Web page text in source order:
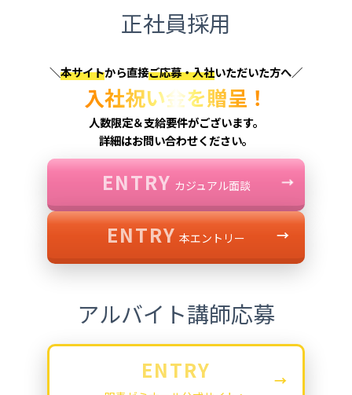
正社員採用
＼本サイトから直接ご応募・入社いただいた方へ／
入社祝い金を贈呈！
人数限定＆支給要件がございます。
詳細はお問い合わせください。
ENTRY カジュアル面談 →
ENTRY 本エントリー →
アルバイト講師応募
ENTRY →